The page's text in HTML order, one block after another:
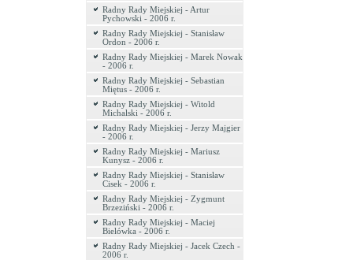
Radny Rady Miejskiej - Artur
Pychowski - 2006 r.
Radny Rady Miejskiej - Stanisław
Ordon - 2006 r.
Radny Rady Miejskiej - Marek Nowak
- 2006 r.
Radny Rady Miejskiej - Sebastian
Miętus - 2006 r.
Radny Rady Miejskiej - Witold
Michalski - 2006 r.
Radny Rady Miejskiej - Jerzy Majgier
- 2006 r.
Radny Rady Miejskiej - Mariusz
Kunysz - 2006 r.
Radny Rady Miejskiej - Stanisław
Cisek - 2006 r.
Radny Rady Miejskiej - Zygmunt
Brzeziński - 2006 r.
Radny Rady Miejskiej - Maciej
Bielówka - 2006 r.
Radny Rady Miejskiej - Jacek Czech -
2006 r.